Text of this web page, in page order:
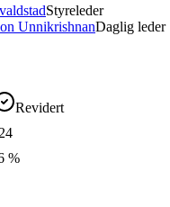
Styreleder
UnnikrishnanDaglig leder
Revidert
%